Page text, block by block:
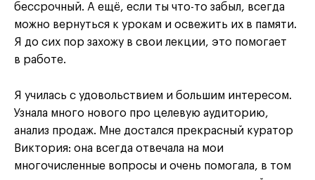
бессрочный. А ещё, если ты что-то забыл, всегда
можно вернуться к урокам и освежить их в памяти.
Я до сих пор захожу в свои лекции, это помогает
в работе.
Я училась с удовольствием и большим интересом.
Узнала много нового про целевую аудиторию,
анализ продаж. Мне достался прекрасный куратор
Виктория: она всегда отвечала на мои
многочисленные вопросы и очень помогала, в том